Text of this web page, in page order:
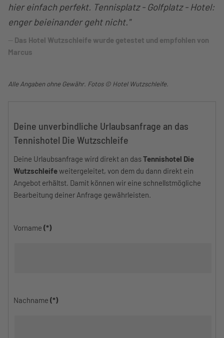
hier einfach perfekt. Tennisplatz - Golfplatz - Hotel:
enger beieinander geht nicht."
Das Hotel Wutzschleife wurde getestet und empfohlen von
Marcus
Alle Angaben ohne Gewähr. Fotos © Hotel Wutzschleife.
Deine unverbindliche Urlaubsanfrage an das
Tennishotel Die Wutzschleife
Deine Urlaubsanfrage wird direkt an dasTennishotel Die
Wutzschleifeweitergeleitet, von dem du dann direkt ein
Angebot erhältst. Damit können wir eine schnellstmögliche
Bearbeitung deiner Anfrage gewährleisten.
Vorname (*)
Nachname (*)